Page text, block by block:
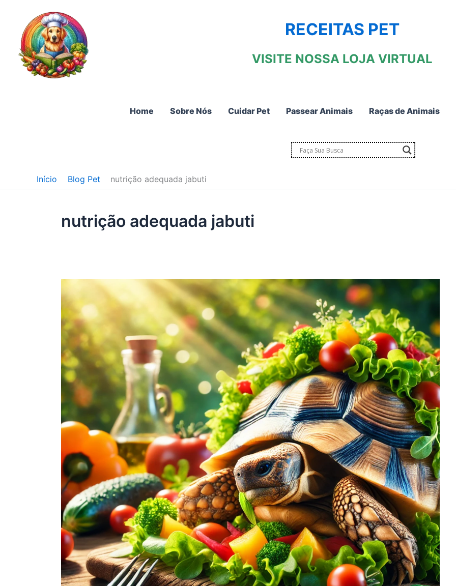
conteúdo
RECEITAS PET
VISITE NOSSA LOJA VIRTUAL
Home Sobre Nós Cuidar Pet Passear Animais Raças de Animais
Início Blog Pet nutrição adequada jabuti
nutrição adequada jabuti